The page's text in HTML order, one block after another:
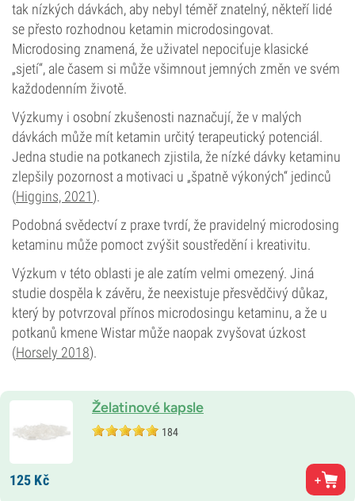
tak nízkých dávkách, aby nebyl téměř znatelný, někteří lidé
se přesto rozhodnou ketamin microdosingovat.
Microdosing znamená, že uživatel nepociťuje klasické
„sjetí“, ale časem si může všimnout jemných změn ve svém
každodenním životě.
Výzkumy i osobní zkušenosti naznačují, že v malých
dávkách může mít ketamin určitý terapeutický potenciál.
Jedna studie na potkanech zjistila, že nízké dávky ketaminu
zlepšily pozornost a motivaci u „špatně výkoných“ jedinců
(Higgins, 2021).
Podobná svědectví z praxe tvrdí, že pravidelný microdosing
ketaminu může pomoct zvýšit soustředění i kreativitu.
Výzkum v této oblasti je ale zatím velmi omezený. Jiná
studie dospěla k závěru, že neexistuje přesvědčivý důkaz,
který by potvrzoval přínos microdosingu ketaminu, a že u
potkanů kmene Wistar může naopak zvyšovat úzkost
(Horsely 2018).
Želatinové kapsle
184
125 Kč